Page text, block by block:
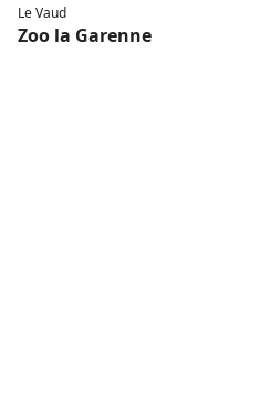
Le Vaud
Zoo la Garenne